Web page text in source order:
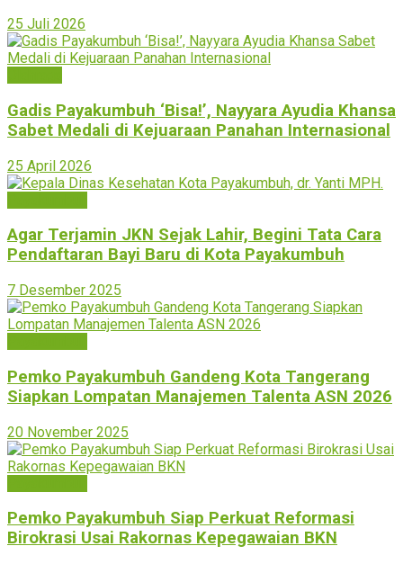
25 Juli 2026
Gadis Payakumbuh ‘Bisa!’, Nayyara Ayudia Khansa
Sabet Medali di Kejuaraan Panahan Internasional
25 April 2026
Agar Terjamin JKN Sejak Lahir, Begini Tata Cara
Pendaftaran Bayi Baru di Kota Payakumbuh
7 Desember 2025
Pemko Payakumbuh Gandeng Kota Tangerang
Siapkan Lompatan Manajemen Talenta ASN 2026
20 November 2025
Pemko Payakumbuh Siap Perkuat Reformasi
Birokrasi Usai Rakornas Kepegawaian BKN